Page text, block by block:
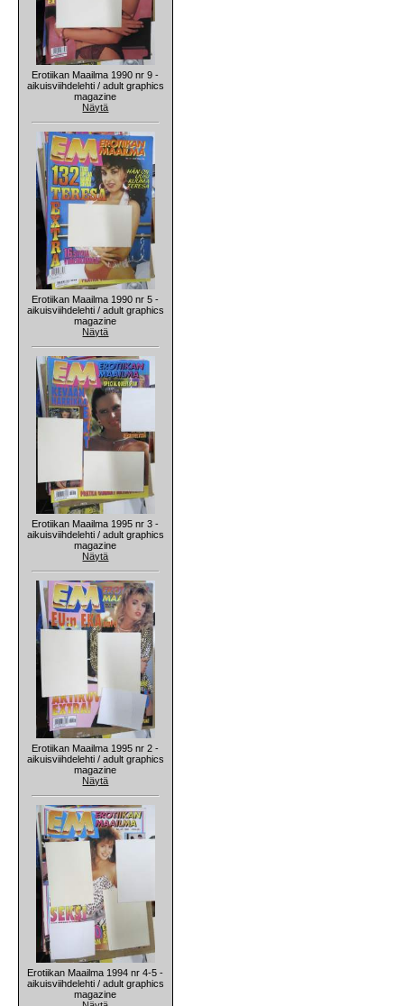
Erotiikan Maailma 1990 nr 9 -
aikuisviihdelehti / adult graphics
magazine
Näytä
Erotiikan Maailma 1990 nr 5 -
aikuisviihdelehti / adult graphics
magazine
Näytä
Erotiikan Maailma 1995 nr 3 -
aikuisviihdelehti / adult graphics
magazine
Näytä
Erotiikan Maailma 1995 nr 2 -
aikuisviihdelehti / adult graphics
magazine
Näytä
Erotiikan Maailma 1994 nr 4-5 -
aikuisviihdelehti / adult graphics
magazine